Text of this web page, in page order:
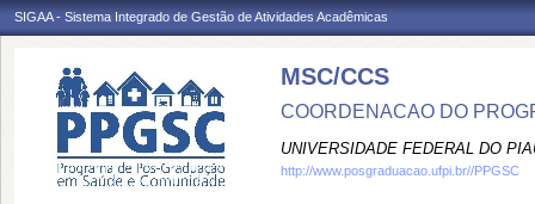
SIGAA - Sistema Integrado de Gestão de Atividades Acadêmicas
MSC/CCS
COORDENACAO DO
UNIVERSIDADE FEDERAL DO
http://www.posgraduacao.ufpi.br//PPGSC